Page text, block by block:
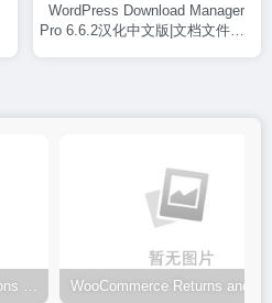
WordPress Download Manager
Pro 6.6.2汉化中文版|文档文件访